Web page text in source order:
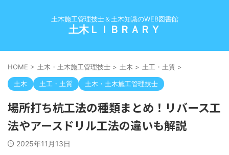
土木施工管理技士＆土木知識のWEB図書館
土木ＬＩＢＲＡＲＹ
HOME > 土木・土木施工管理技士 > 土木 > 土工・土質 >
土木 土工・土質 土木・土木施工管理技士
場所打ち杭工法の種類まとめ！リバース工
法やアースドリル工法の違いも解説
2025年11月13日